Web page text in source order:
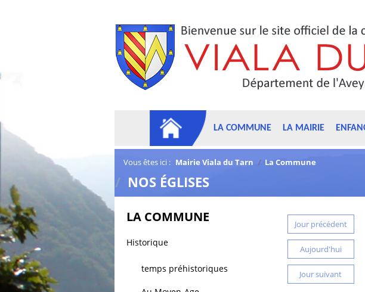
LA COMMUNE LA MAIRIE
Vous êtes ici : Mairie Viala du Tarn / La Commune
/ NOS ÉGLISES
LA COMMUNE
Historique
temps préhistoriques
Jour précédent
Aujourd'hui
Jour suivant